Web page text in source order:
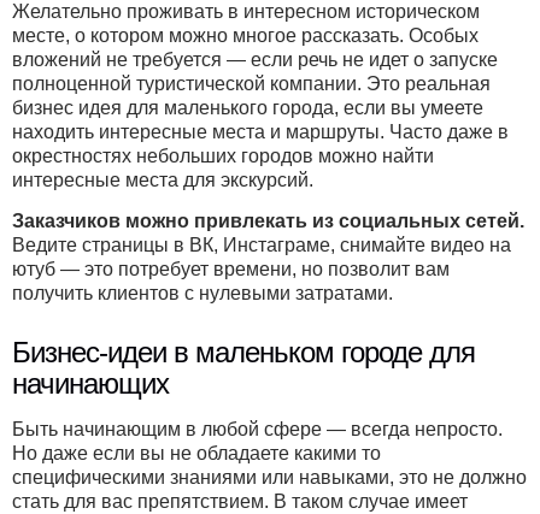
Желательно проживать в интересном историческом
месте, о котором можно многое рассказать. Особых
вложений не требуется — если речь не идет о запуске
полноценной туристической компании. Это реальная
бизнес идея для маленького города, если вы умеете
находить интересные места и маршруты. Часто даже в
окрестностях небольших городов можно найти
интересные места для экскурсий.
Заказчиков можно привлекать из социальных сетей.
Ведите страницы в ВК, Инстаграме, снимайте видео на
ютуб — это потребует времени, но позволит вам
получить клиентов с нулевыми затратами.
Бизнес-идеи в маленьком городе для
начинающих
Быть начинающим в любой сфере — всегда непросто.
Но даже если вы не обладаете какими то
специфическими знаниями или навыками, это не должно
стать для вас препятствием. В таком случае имеет